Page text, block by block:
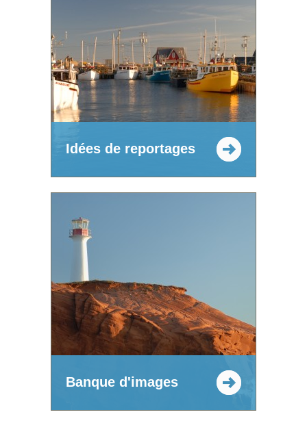
Idées de reportages
Banque d'images